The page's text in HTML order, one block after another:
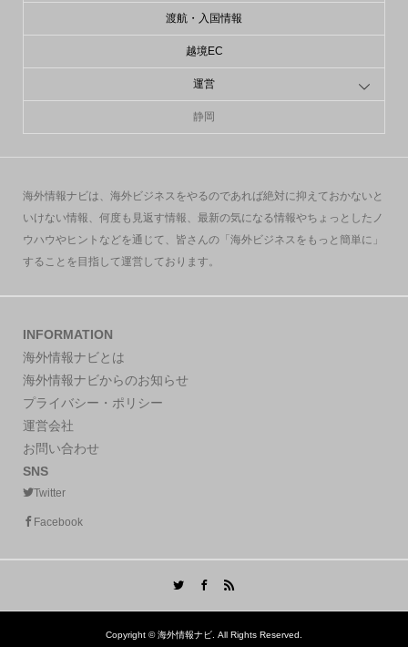
渡航・入国情報
越境EC
運営
静岡
海外情報ナビは、海外ビジネスをやるのであれば絶対に抑えておかないと
いけない情報、何度も見返す情報、最新の気になる情報やちょっとしたノ
ウハウやヒントなどを通じて、皆さんの「海外ビジネスをもっと簡単に」
することを目指して運営しております。
INFORMATION
海外情報ナビとは
海外情報ナビからのお知らせ
プライバシー・ポリシー
運営会社
お問い合わせ
SNS
Twitter
Facebook
Copyright ©海外情報ナビ. All Rights Reserved.